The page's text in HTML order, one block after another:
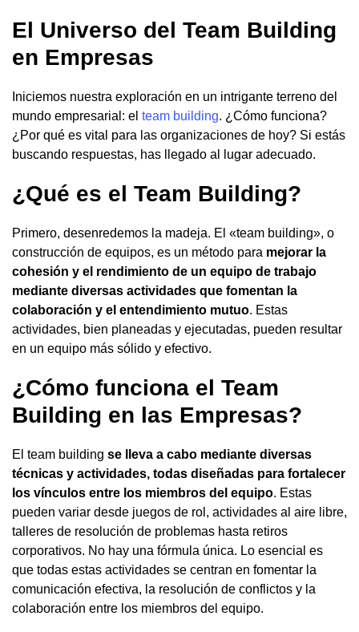
El Universo del Team Building
en Empresas
Iniciemos nuestra exploración en un intrigante terreno del
mundo empresarial: el team building. ¿Cómo funciona?
¿Por qué es vital para las organizaciones de hoy? Si estás
buscando respuestas, has llegado al lugar adecuado.
¿Qué es el Team Building?
Primero, desenredemos la madeja. El «team building», o
construcción de equipos, es un método para mejorar la
cohesión y el rendimiento de un equipo de trabajo
mediante diversas actividades que fomentan la
colaboración y el entendimiento mutuo. Estas
actividades, bien planeadas y ejecutadas, pueden resultar
en un equipo más sólido y efectivo.
¿Cómo funciona el Team
Building en las Empresas?
El team building se lleva a cabo mediante diversas
técnicas y actividades, todas diseñadas para fortalecer
los vínculos entre los miembros del equipo. Estas
pueden variar desde juegos de rol, actividades al aire libre,
talleres de resolución de problemas hasta retiros
corporativos. No hay una fórmula única. Lo esencial es
que todas estas actividades se centran en fomentar la
comunicación efectiva, la resolución de conflictos y la
colaboración entre los miembros del equipo.